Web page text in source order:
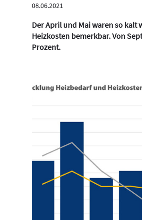
08.06.2021
Der April und Mai waren so kalt
Heizkosten bemerkbar. Von
Prozent.